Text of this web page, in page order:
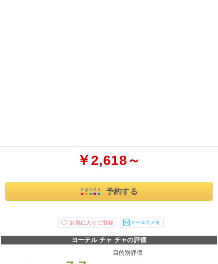
￥2,618～
予約する
メールでメモ
ヨーテル チャ チャの評価
目的別評価